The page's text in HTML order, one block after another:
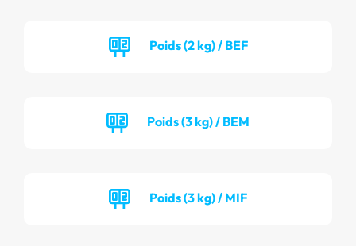
Poids (2 kg) / BEF
Poids (3 kg) / BEM
Poids (3 kg) / MIF